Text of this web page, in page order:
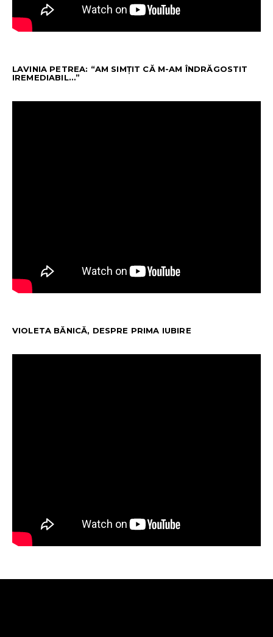
LAVINIA PETREA: “AM SIMȚIT CĂ M-AM ÎNDRĂGOSTIT
IREMEDIABIL…”
VIOLETA BĂNICĂ, DESPRE PRIMA IUBIRE